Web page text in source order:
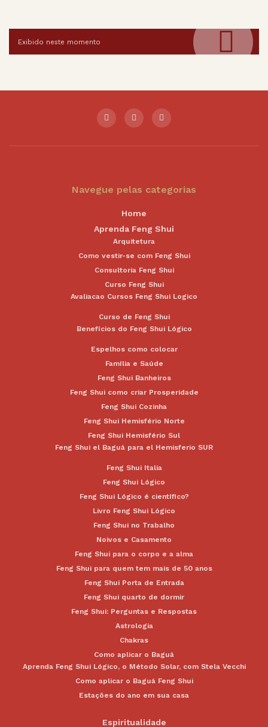
Exibido neste momento
Navegue pelas categorias
Home
Aprenda Feng Shui
Arquitetura
Como vestir-se com Feng Shui
Consultoria Feng Shui
Curso Feng Shui
Avaliacao Cursos Feng Shui Logico
Curso de Feng Shui
Benefícios do Feng Shui Lógico
Espelhos como colocar
Família e Saúde
Feng Shui Banheiros
Feng Shui como criar Prosperidade
Feng Shui Cozinha
Feng Shui Hemisfério Norte
Feng Shui Hemisfério Sul
Feng Shui el Baguá para el Hemisferio SUR
Feng Shui Italia
Feng Shui Lógico
Feng Shui Lógico é científico?
Livro Feng Shui Lógico
Feng Shui no Trabalho
Noivos e Casamento
Feng Shui para o corpo e a alma
Feng Shui para quem tem mais de 50 anos
Feng Shui Porta de Entrada
Feng Shui quarto de dormir
Feng Shui: Perguntas e Respostas
Astrologia
Chakras
Como aplicar o Baguá
Aprenda Feng Shui Lógico, o Método Solar, com Stela Vecchi
Como aplicar o Baguá Feng Shui
Estações do ano em sua casa
Espiritualidade